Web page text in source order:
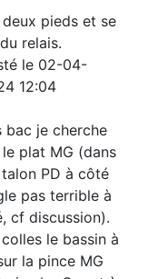
pieds et se
relais.
le 02-04-
12:04
bac je cherche
plat MG (dans
PD à côté
pas terrible à
cf discussion).
le bassin à
la pince MG